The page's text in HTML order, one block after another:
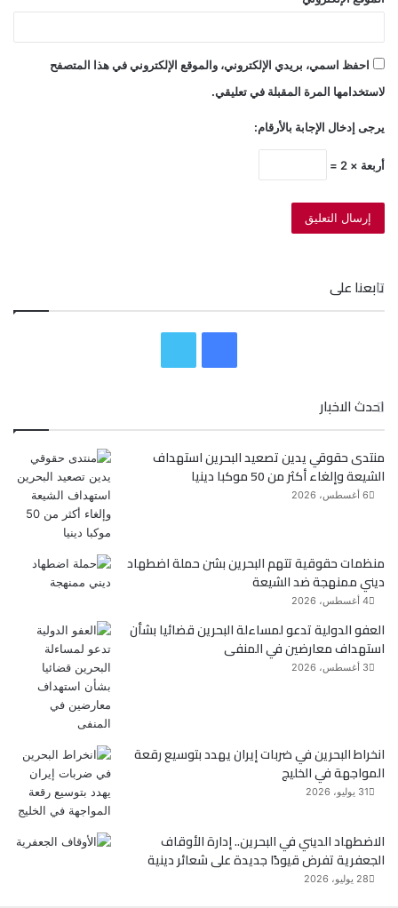
احفظ اسمي، بريدي الإلكتروني، والموقع الإلكتروني في هذا المتصفح
لاستخدامها المرة المقبلة في تعليقي.
يرجى إدخال الإجابة بالأرقام:
أربعة × 2 =
تابعنا على
ب
ت
احدث الاخبار
منتدى حقوقي يدين تصعيد البحرين استهداف
الشيعة وإلغاء أكثر من 50 موكبا دينيا
6 أغسطس، 2026
منظمات حقوقية تتهم البحرين بشن حملة اضطهاد
ديني ممنهجة ضد الشيعة
4 أغسطس، 2026
العفو الدولية تدعو لمساءلة البحرين قضائيا بشأن
استهداف معارضين في المنفى
3 أغسطس، 2026
انخراط البحرين في ضربات إيران يهدد بتوسيع رقعة
المواجهة في الخليج
31 يوليو، 2026
الاضطهاد الديني في البحرين.. إدارة الأوقاف
الجعفرية تفرض قيودًا جديدة على شعائر دينية
28 يوليو، 2026